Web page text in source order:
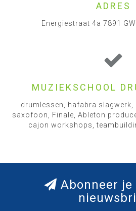
ADRES
Energiestraat 4a 7891
MUZIEKSCHOOL
drumlessen, hafabra slagwerk,
saxofoon, Finale, Ableton
cajon workshops,
Abonneer je